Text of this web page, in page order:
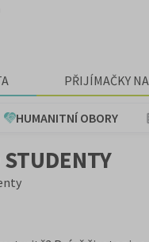
PŘIJÍMAČKY
HUMANITNÍ OBORY